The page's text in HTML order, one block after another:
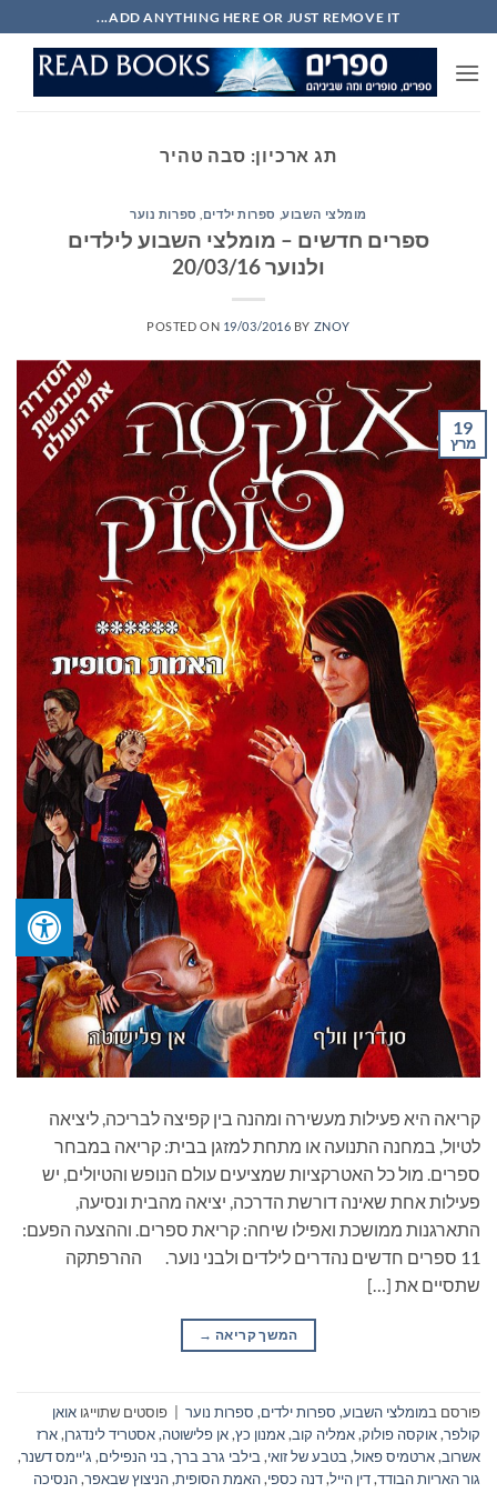
to
content
ADD ANYTHING HERE OR JUST REMOVE IT...
תג ארכיון: סבה טהיר
מומלצי השבוע, ספרות ילדים ספרות נוער
ספרים חדשים – מומלצי השבוע לילדים
ולנוער 20/03/16
POSTED ON 19/03/2016 BY ZNOY
19
מרץ
קריאה היא פעילות מעשירה ומהנה בין קפיצה לבריכה, ליציאה
לטיול, במחנה התנועה או מתחת למזגן בבית: קריאה במבחר
ספרים. מול כל האטרקציות שמציעים עולם הנופש והטיולים, יש
פעילות אחת שאינה דורשת הדרכה, יציאה מהבית ונסיעה,
התארגנות ממושכת ואפילו שיחה: קריאת ספרים. וההצעה הפעם:
11 ספרים חדשים נהדרים לילדים ולבני נוער. ההרפתקה
שתסיים את […]
המשך קריאה →
פורסם במומלצי השבוע, ספרות ילדים, ספרות נוער | פוסטים שתוייגו אואן
קולפר,אוקסה פולוק,אמליה קוב,אמנון כץ,אן פלישוטה,אסטריד לינדגרן,ארז
אשרוב,ארטמיס פאול, בטבע של זואי, בילבי גרב ברך, בני הנפילים, ג'יימס דשנר,
גור האריות הבודד,דין הייל,דנה כספי,האמת הסופית,הניצוץ שבאפר,הנסיכה